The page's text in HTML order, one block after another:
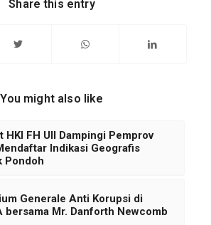
Share this entry
You might also like
HKI FH UII Dampingi Pemprov
Indikasi Geografis
Pondoh
Generale Anti Korupsi di
bersama Mr. Danforth Newcomb